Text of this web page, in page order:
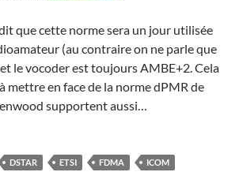
que cette norme sera un jour utilisée
(au contraire on ne parle que
le vocoder est toujours AMBE+2. Cela
mettre en face de la norme dPMR de
supportent aussi…
DSTAR ETSI FDMA
ICOM